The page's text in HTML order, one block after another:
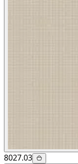
8027.03